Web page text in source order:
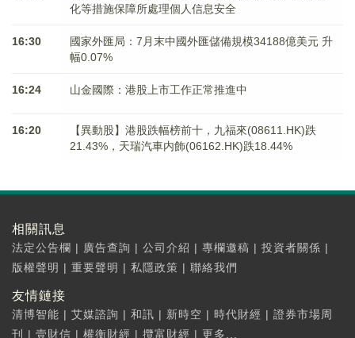
化等措施保障所處理個人信息安全
16:30
國家外匯局：7月末中國外匯儲備規模34188億美元 升
幅0.07%
16:24 山金國際：港股上市工作正常推進中
16:20
【異動股】港股跌幅榜前十，九福來(08611.HK)跌
21.43%，天瑞汽車内飾(06162.HK)跌18.44%
相關訊息
法定公告欄 | 廣告查詢 | 公司介紹 | 專欄邀稿 | 投資者關係 |
版權聲明 | 重要聲明 | 私隱政策 | 聯絡我們
友情鏈接
清博智能 | 艾媒諮詢 | 和訊 | 新時空 | 時代財經 | 證券市場周
刊
| 壹財信 | 權衡財經 | 攬富財經 | 更多...